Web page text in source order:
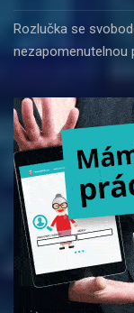
Rozlučka se
nezapomenutelnou